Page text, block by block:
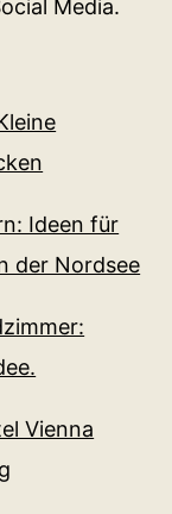
Media.
Ideen für
der Nordsee
Vienna